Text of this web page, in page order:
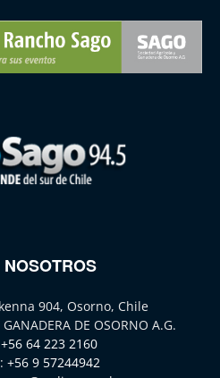
904, Osorno, Chile
DE OSORNO A.G.
+56 64 223 2160
+56 9 57244942